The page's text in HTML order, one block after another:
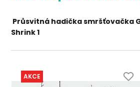
Průsvitná hadička smršťovačka
Shrink 1
AKCE